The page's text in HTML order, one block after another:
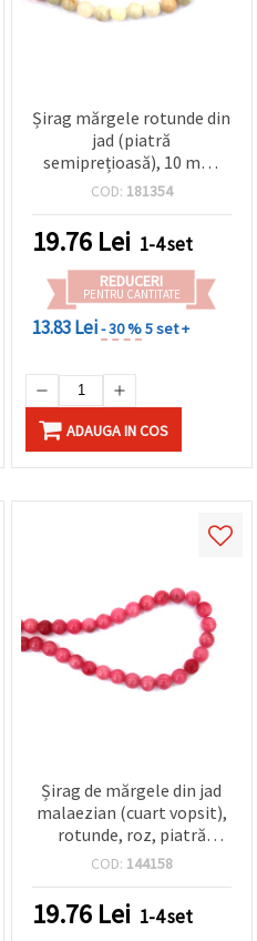
Șirag mărgele rotunde din
jad (piatră
semiprețioasă), 10 mm,
~37 bucăți, pentru
mărgelit DIY, brățări și
coliere
COD: 181354
19.76 Lei 1-4 set
REDUCERI
PENTRU CANTITATE
13.83 Lei- 30 %5 set +
ADAUGA IN COS
Șirag de mărgele din jad
malaezian (cuart vopsit),
rotunde, roz, piatră
semiprețioasă, 10 mm,
COD: 144158
19.76 Lei 1-4 set